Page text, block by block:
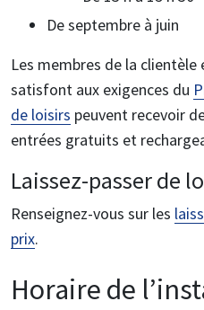
De septembre à juin
Les membres de la clientèle
satisfont aux exigences du
de loisirs peuvent recevoir
entrées gratuits et
Laissez-passer de
Renseignez-vous sur les
prix.
Horaire de